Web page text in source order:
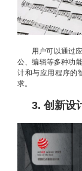
用户可以通过
公、编辑等多种功
计和与应用程序的
求。
3. 创新设